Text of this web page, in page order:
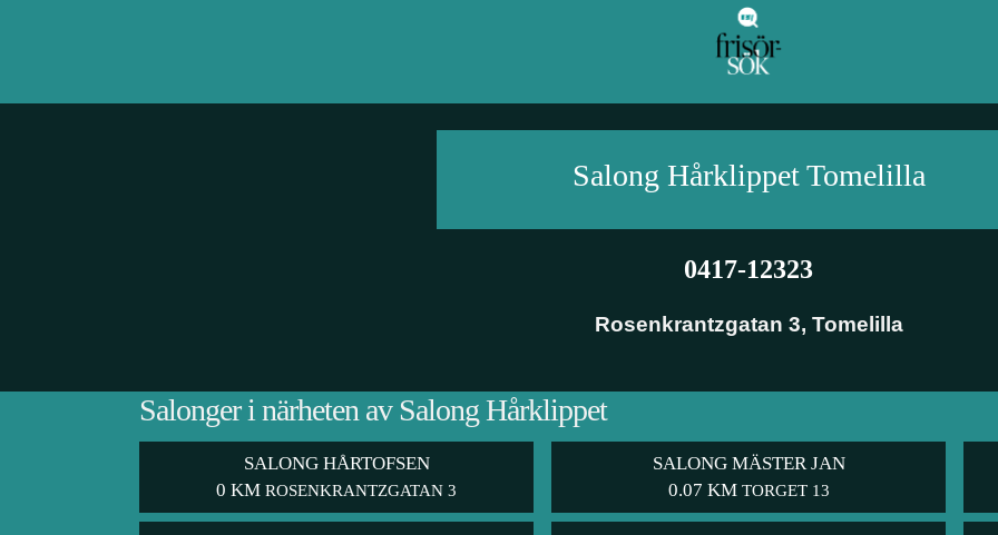
Salong HårklippetTomelilla
0417-12323
Rosenkrantzgatan 3, Tomelilla
Salonger i närheten av Salong Hårklippet
SALONG HÅRTOFSEN
0 KM ROSENKRANTZGATAN 3
SALONG MÄSTER JAN
0.07 KM TORGET 13